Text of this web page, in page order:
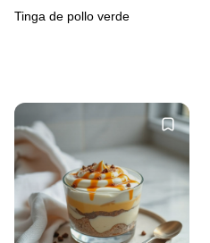
Tinga de pollo verde